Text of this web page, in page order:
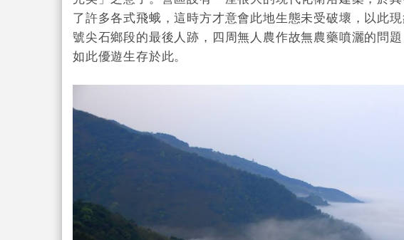
了許多各式飛蛾，這時方才意會此地生態未受破壞，以此
號尖石鄉段的最後人跡，四周無人農作故無農藥噴灑的問
如此優遊生存於此。